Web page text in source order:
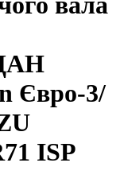
Євро-3/
ISP